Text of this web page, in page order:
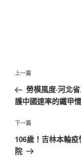
文
導
覽
上
一
篇
章
上一篇
勞模風度·河北
護中國速率的鐵甲
下
一
篇
下一篇
106歲！吉林本輪
院